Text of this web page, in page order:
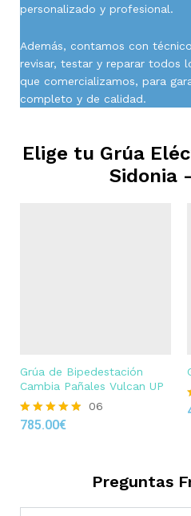
personalizado y profesional.
Además, contamos con
revisar, testar y reparar todos
que comercializamos, para
completo y de calidad.
Elige tu Grúa
Sidonia
Grúa de Bipedestación
Cambia Pañales Vulcan UP
Rated
06
785.00€
Preguntas